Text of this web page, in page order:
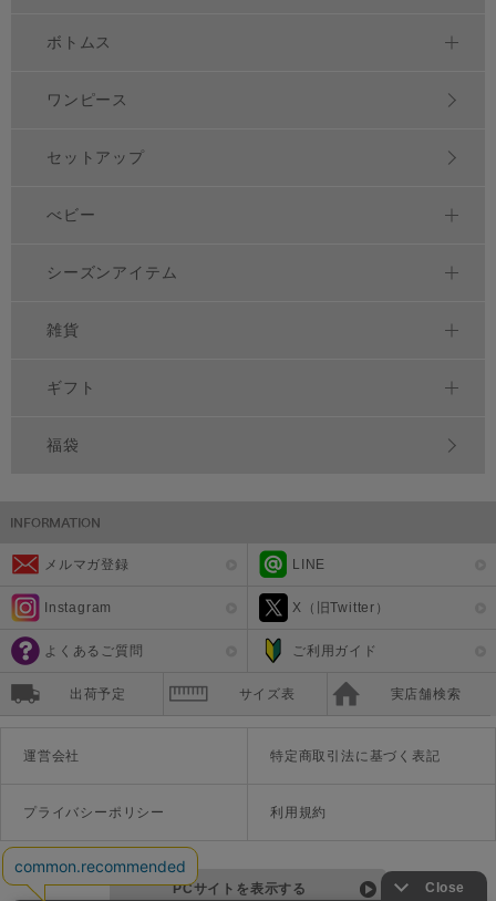
ボトムス
ワンピース
セットアップ
べビー
シーズンアイテム
雑貨
ギフト
福袋
メルマガ登録 LINE
Instagram X（旧Twitter）
よくあるご質問 ご利用ガイド
出荷予定 サイズ表 実店舗検索
運営会社 特定商取引法に基づく表記
プライバシーポリシー 利用規約
PCサイトを表示する